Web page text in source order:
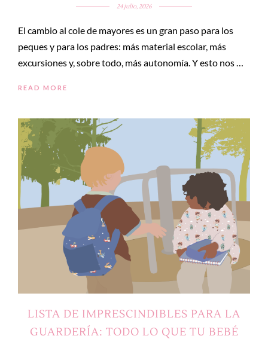
24 julio, 2026
El cambio al cole de mayores es un gran paso para los
peques y para los padres: más material escolar, más
excursiones y, sobre todo, más autonomía. Y esto nos …
READ MORE
LISTA DE IMPRESCINDIBLES PARA LA
GUARDERÍA: TODO LO QUE TU BEBÉ